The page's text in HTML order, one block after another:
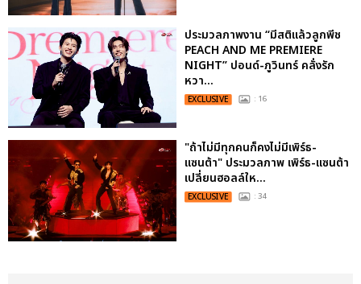
ประมวลภาพงาน “มีสติแล้วลูกพีช
PEACH AND ME PREMIERE
NIGHT” ปอนด์-ภูวินทร์ คลั่งรัก
หวา...
EXCLUSIVE : 16
"ถ้าไม่มีทุกคนก็คงไม่มีเพิร์ธ-
แซนต้า" ประมวลภาพ เพิร์ธ-แซนต้า
เปลี่ยนฮอลล์ให...
EXCLUSIVE : 34